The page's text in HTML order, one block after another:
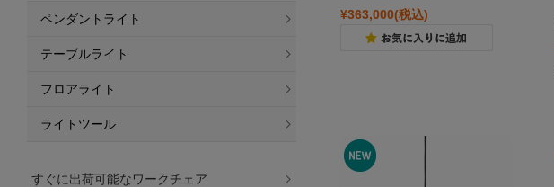
¥363,000(税込)
ペンダントライト
テーブルライト
フロアライト
ライトツール
すぐに出荷可能なワークチェア